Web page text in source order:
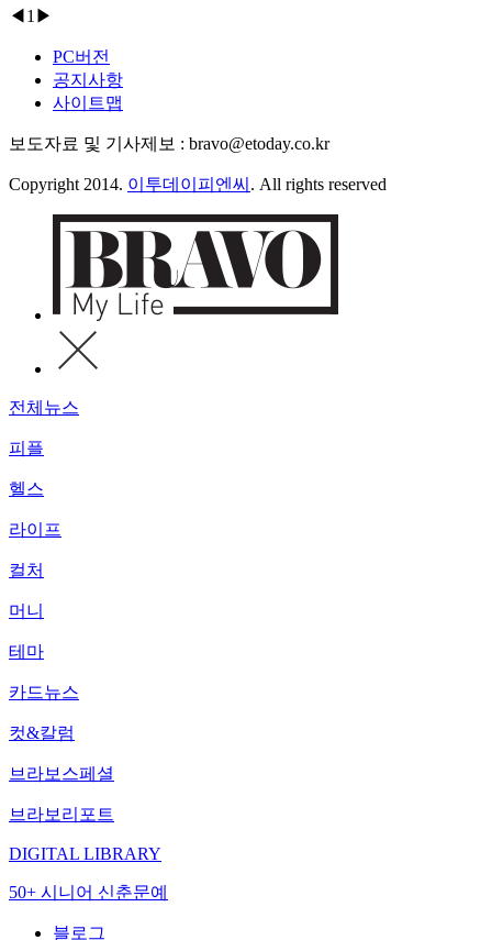
◀ 1 ▶
PC버전
공지사항
사이트맵
보도자료 및 기사제보 : bravo@etoday.co.kr
Copyright 2014. 이투데이피엔씨 . All rights reserved
전체뉴스
피플
헬스
라이프
컬처
머니
테마
카드뉴스
컷&칼럼
브라보스페셜
브라보리포트
DIGITAL LIBRARY
50+ 시니어 신춘문예
블로그